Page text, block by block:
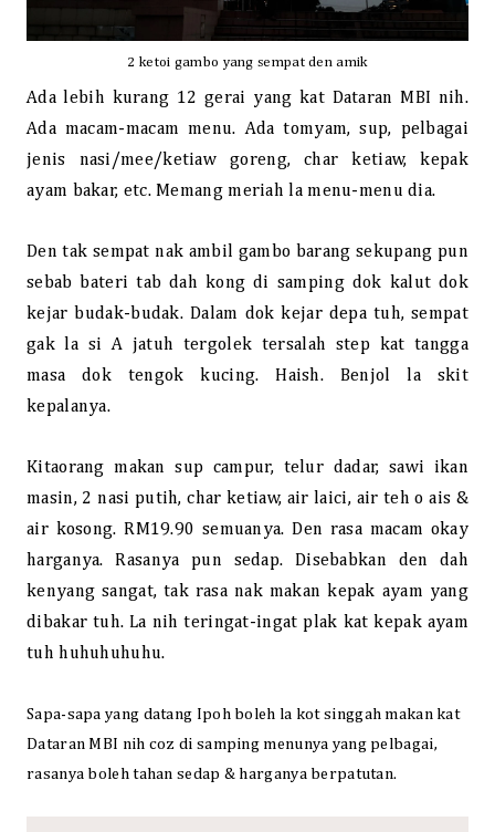
2 ketoi gambo yang sempat den amik
Ada lebih kurang 12 gerai yang kat Dataran MBI nih.
Ada macam-macam menu. Ada tomyam, sup, pelbagai
jenis nasi/mee/ketiaw goreng, char ketiaw, kepak
ayam bakar, etc. Memang meriah la menu-menu dia.
Den tak sempat nak ambil gambo barang sekupang pun
sebab bateri tab dah kong di samping dok kalut dok
kejar budak-budak. Dalam dok kejar depa tuh, sempat
gak la si A jatuh tergolek tersalah step kat tangga
masa dok tengok kucing. Haish. Benjol la skit
kepalanya.
Kitaorang makan sup campur, telur dadar, sawi ikan
masin, 2 nasi putih, char ketiaw, air laici, air teh o ais &
air kosong. RM19.90 semuanya. Den rasa macam okay
harganya. Rasanya pun sedap. Disebabkan den dah
kenyang sangat, tak rasa nak makan kepak ayam yang
dibakar tuh. La nih teringat-ingat plak kat kepak ayam
tuh huhuhuhuhu.
Sapa-sapa yang datang Ipoh boleh la kot singgah makan kat
Dataran MBI nih coz di samping menunya yang pelbagai,
rasanya boleh tahan sedap & harganya berpatutan.